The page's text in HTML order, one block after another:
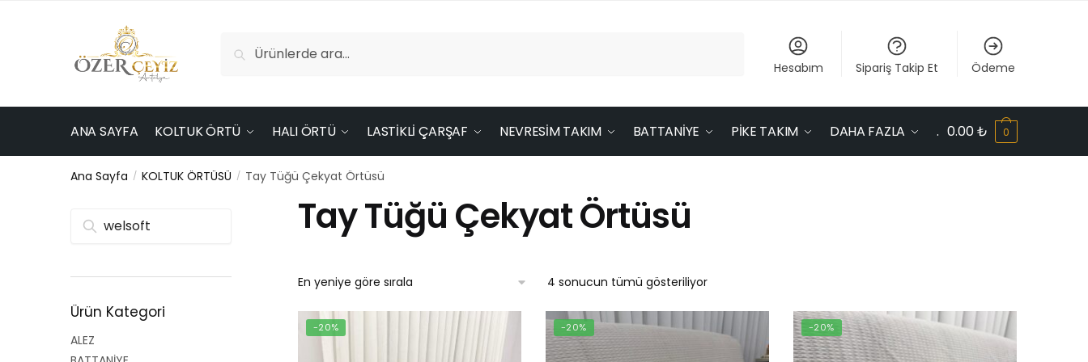
Ara
Hesabım Sipariş Takip Et Ödeme
ANA SAYFA KOLTUK ÖRTÜ HALI ÖRTÜ LASTİKLİ ÇARŞAF NEVRESİM TAKIM BATTANİYE PİKE TAKIM DAHA FAZLA . 0.00₺ 0
Ana Sayfa / KOLTUK ÖRTÜSÜ / Tay Tüğü Çekyat Örtüsü
Tay Tüğü Çekyat Örtüsü
4 sonucun tümü gösteriliyorEn
göre
sıralandı
-20% -20% -20%
Ara
Ürün Kategori
ALEZ